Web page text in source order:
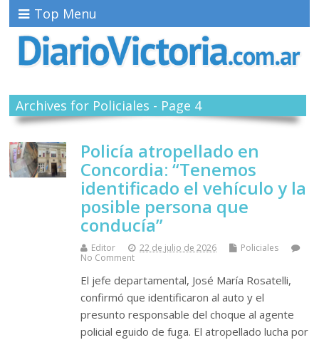
Top Menu
Archives for Policiales - Page 4
Policía atropellado en
Concordia: “Tenemos
identificado el vehículo y la
posible persona que
conducía”
Editor 22 de julio de 2026
Policiales
No Comment
El jefe departamental, José María Rosatelli,
confirmó que identificaron al auto y el
presunto responsable del choque al agente
policial eguido de fuga. El atropellado lucha por